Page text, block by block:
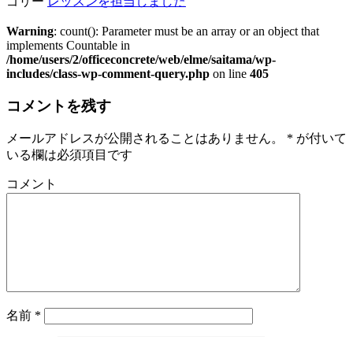
Warning: count(): Parameter must be an array or an object that
implements Countable in
/home/users/2/officeconcrete/web/elme/saitama/wp-
includes/class-wp-comment-query.php on line 405
コメントを残す
メールアドレスが公開されることはありません。 * が付いて
いる欄は必須項目です
コメント
名前 *